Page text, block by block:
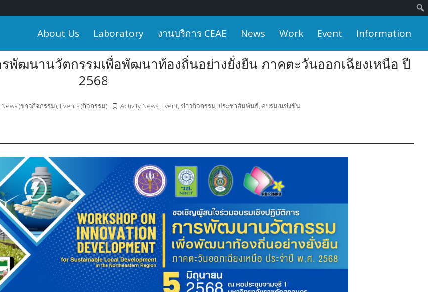
About Us Laboratory งานบริการ CEAE News Work Event Information
พัฒนานวัตกรรมเพื่อพัฒนาท้องถิ่นอย่างยั่งยืน ภาคตะวันออกเฉียงเหนือ ปี
2568
News (ข่าวกิจกรรม), Events (กิจกรรม) Activity News, Event,ข่าวกิจกรรม,ประชาสัมพันธ์, อบรม/แข่งขัน